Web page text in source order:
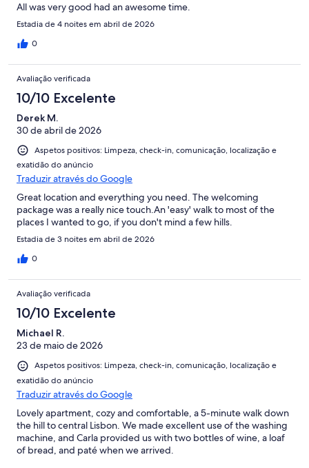
All was very good had an awesome time.
Estadia de 4 noites em abril de 2026
0
Avaliação verificada
10/10 Excelente
Derek M.
30 de abril de 2026
Aspetos positivos: Limpeza, check-in, comunicação, localização e
exatidão do anúncio
Traduzir através do Google
Great location and everything you need. The welcoming
package was a really nice touch.An 'easy' walk to most of the
places I wanted to go, if you don't mind a few hills.
Estadia de 3 noites em abril de 2026
0
Avaliação verificada
10/10 Excelente
Michael R.
23 de maio de 2026
Aspetos positivos: Limpeza, check-in, comunicação, localização e
exatidão do anúncio
Traduzir através do Google
Lovely apartment, cozy and comfortable, a 5-minute walk down
the hill to central Lisbon. We made excellent use of the washing
machine, and Carla provided us with two bottles of wine, a loaf
of bread, and paté when we arrived.